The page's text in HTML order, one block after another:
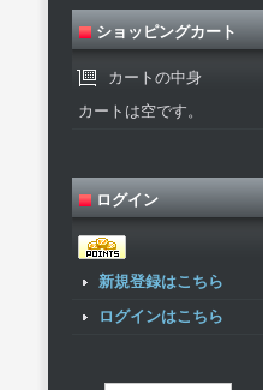
ショッピングカート
カートの中身
カートは空です。
ログイン
新規登録はこちら
ログインはこちら